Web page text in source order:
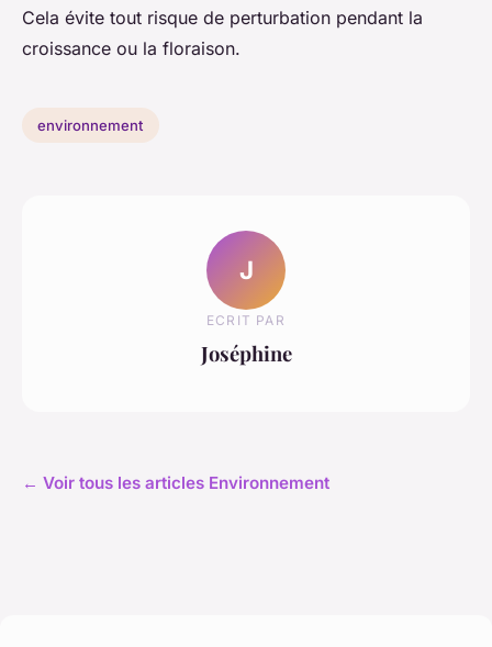
Cela évite tout risque de perturbation pendant la
croissance ou la floraison.
environnement
J
ECRIT PAR
Joséphine
← Voir tous les articles Environnement